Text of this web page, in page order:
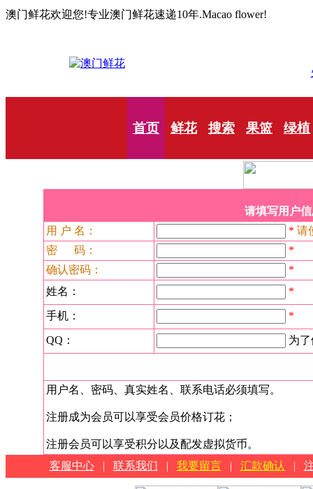
澳门鲜花欢迎您!专业澳门鲜花速递10年.Macao flower!
首页 鲜花 搜索 果篮 绿植
请填写用户
用 户 名：
* 请
密 码：
*
确认密码：
*
姓名：
*
手机： *
QQ： 为
用户名、密码、真实姓名、联系电话必须填写。
注册成为会员可以享受会员价格订花；
注册会员可以享受积分以及配发虚拟货币。
客服中心
| 联系我们 | 我要留言 | 汇款确认 |